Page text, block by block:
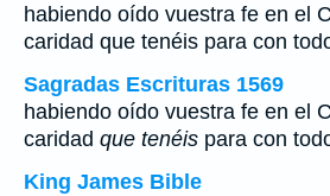
habiendo oído vuestra fe en el
caridad que tenéis para con
Sagradas Escrituras 1569
habiendo oído vuestra fe en el
caridad que tenéis para con
King James Bible